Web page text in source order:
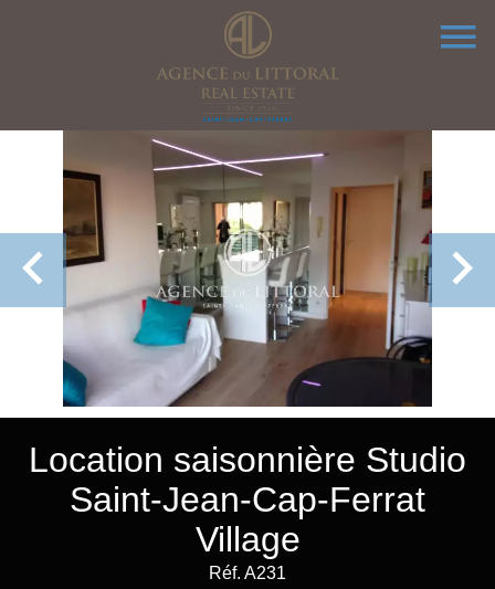
Location saisonnière Studio
Saint-Jean-Cap-Ferrat
Village
Réf. A231